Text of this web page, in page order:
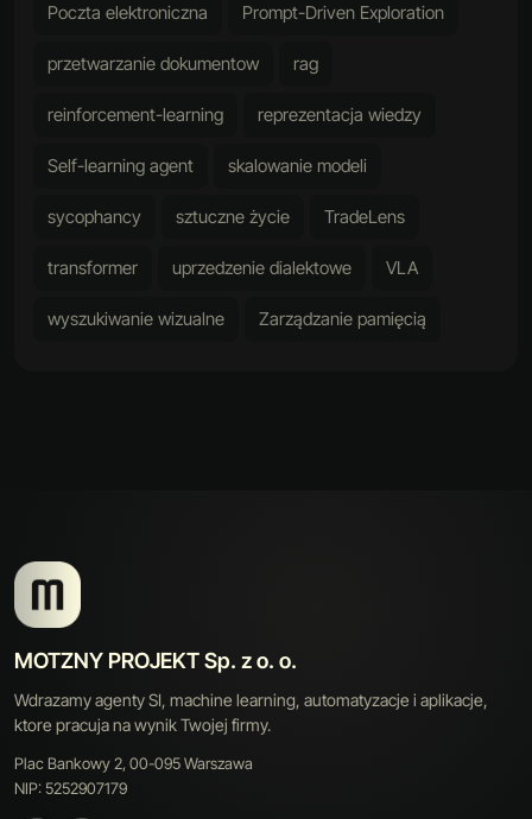
Poczta elektroniczna Prompt-Driven Exploration
przetwarzanie dokumentow rag
reinforcement-learning reprezentacja wiedzy
Self-learning agent skalowanie modeli
sycophancy sztuczne życie TradeLens
transformer uprzedzenie dialektowe VLA
wyszukiwanie wizualne Zarządzanie pamięcią
MOTZNY PROJEKT Sp. z o. o.
Wdrazamy agenty SI, machine learning, automatyzacje i aplikacje,
ktore pracuja na wynik Twojej firmy.
Plac Bankowy 2, 00-095 Warszawa
NIP: 5252907179